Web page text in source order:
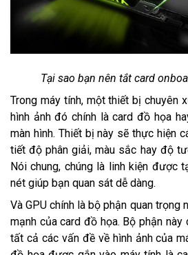
Tại sao bạn nên tắt card
Trong máy tính, một thiết bị chuyên
hình ảnh đó chính là card đồ họa
màn hình. Thiết bị này sẽ thực hiện
tiết độ phân giải, màu sắc hay độ
Nói chung, chúng là linh kiện được
nét giúp bạn quan sát dễ dàng.
Và GPU chính là bộ phận quan trọng
mạnh của card đồ họa. Bộ phận
tất cả các vấn đề về hình ảnh của